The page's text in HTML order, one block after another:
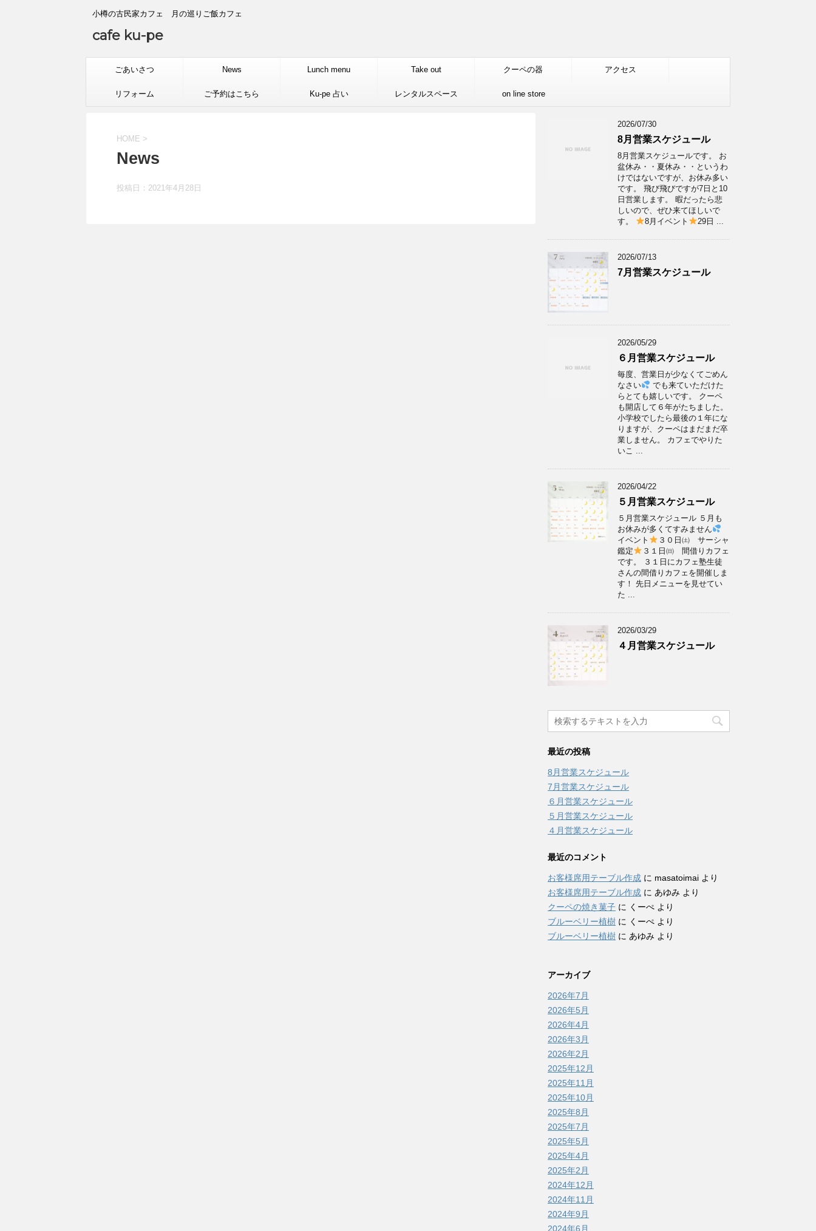
小樽の古民家カフェ 月の巡りご飯カフェ
cafe ku-pe
ごあいさつ News Lunch menu Take out クーペの器 アクセス
リフォーム ご予約はこちら Ku-pe 占い レンタルスペース on line store
HOME >
News
投稿日： 2021年4月28日
2026/07/30
8月営業スケジュール
8月営業スケジュールです。 お
盆休み・・夏休み・・というわ
けではないですが、お休み多い
です。 飛び飛びですが7日と10
日営業します。 暇だったら悲
しいので、ぜひ来てほしいで
す。
8月イベント 29日 ...
2026/07/13
7月営業スケジュール
2026/05/29
６月営業スケジュール
毎度、営業日が少なくてごめん
なさい
でも来ていただけた
らとても嬉しいです。 クーペ
も開店して６年がたちました。
小学校でしたら最後の１年にな
りますが、クーペはまだまだ卒
業しません。 カフェでやりた
いこ ...
2026/04/22
５月営業スケジュール
５月営業スケジュール ５月も
お休みが多くてすみません
イベント
３０日㈯ サーシャ
鑑定
３１日㈰ 間借りカフェ
です。 ３１日にカフェ塾生徒
さんの間借りカフェを開催しま
す！ 先日メニューを見せてい
た ...
2026/03/29
４月営業スケジュール
最近の投稿
8月営業スケジュール
7月営業スケジュール
６月営業スケジュール
５月営業スケジュール
４月営業スケジュール
最近のコメント
お客様席用テーブル作成 に masatoimai より
お客様席用テーブル作成 に あゆみ より
クーペの焼き菓子 に くーぺ より
ブルーベリー植樹 に くーぺ より
ブルーベリー植樹 に あゆみ より
アーカイブ
2026年7月
2026年5月
2026年4月
2026年3月
2026年2月
2025年12月
2025年11月
2025年10月
2025年8月
2025年7月
2025年5月
2025年4月
2025年2月
2024年12月
2024年11月
2024年9月
2024年6月